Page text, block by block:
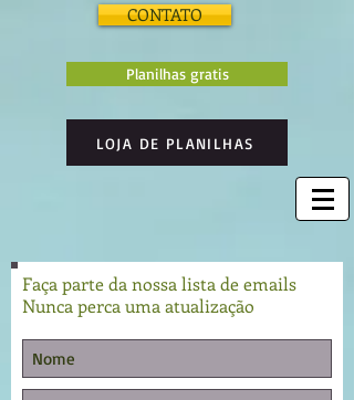
CONTATO
Planilhas gratis
LOJA DE PLANILHAS
Faça parte da nossa lista de emails
Nunca perca uma atualização